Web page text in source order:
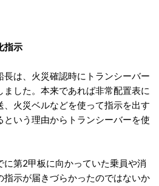
指示
長は、火災確認時にトランシーバー
ました。本来であれば非常配置表に
、火災ベルなどを使って指示を出す
いう理由からトランシーバーを使
に第2甲板に向かっていた乗員や消
指示が届きづらかったのではないか